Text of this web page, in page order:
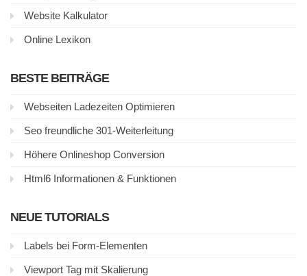
Website Kalkulator
Online Lexikon
BESTE BEITRÄGE
Webseiten Ladezeiten Optimieren
Seo freundliche 301-Weiterleitung
Höhere Onlineshop Conversion
Html6 Informationen & Funktionen
NEUE TUTORIALS
Labels bei Form-Elementen
Viewport Tag mit Skalierung